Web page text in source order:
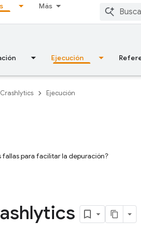
Más
Ejecución
Crashlytics Ejecución
fallas para facilitar la depuración?